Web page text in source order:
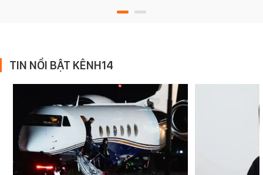
TIN NỔI BẬT KÊNH14